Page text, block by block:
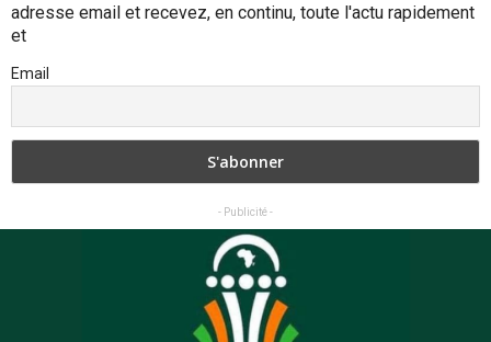
adresse email et recevez, en continu, toute l'actu rapidement
et
Email
- Publicité -